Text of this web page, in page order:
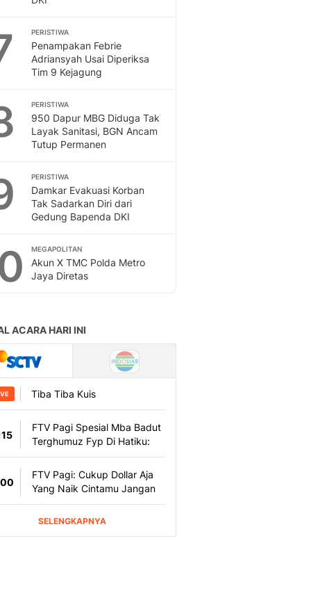
PERISTIWA
Penampakan Febrie
Adriansyah Usai Diperiksa
Tim 9 Kejagung
PERISTIWA
950 Dapur MBG Diduga Tak
Layak Sanitasi, BGN Ancam
Tutup Permanen
PERISTIWA
Damkar Evakuasi Korban
Tak Sadarkan Diri dari
Gedung Bapenda DKI
MEGAPOLITAN
Akun X TMC Polda Metro
Jaya Diretas